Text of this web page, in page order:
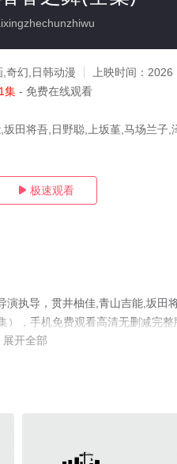
,奇幻,日韩动漫 上映时间： 2026
集 - 免费在线观看
田将吾,日野聪,上坂堇,马场兰子,
 极速观看
执导，贯井柚佳,青山吉能,坂田
，手机免费观看高清无删减完
展开全部